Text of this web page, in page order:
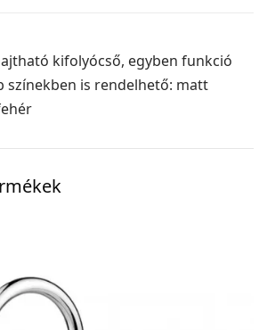
kifolyócső, egyben funkció
színekben is rendelhető: matt